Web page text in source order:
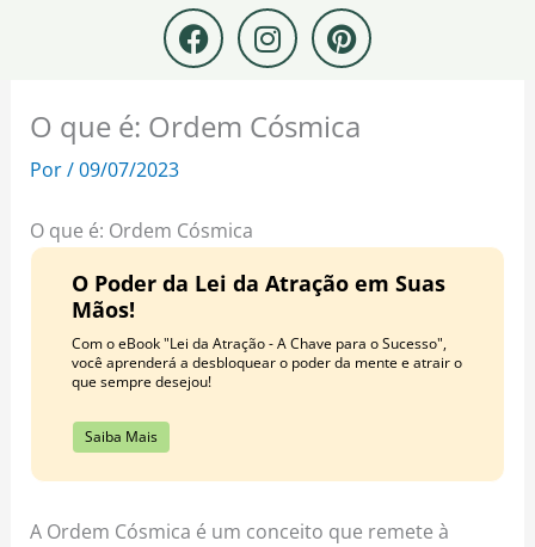
F
a
c
e
b
k
I
n
s
t
a
m
P
i
n
t
e
t
O que é: Ordem Cósmica
Por/09/07/2023
O que é: Ordem Cósmica
O Poder da Lei da Atração em Suas
Mãos!
Com o eBook "Lei da Atração - A Chave para o Sucesso",
você aprenderá a desbloquear o poder da mente e atrair o
que sempre desejou!
Saiba Mais
A Ordem Cósmica é um conceito que remete à